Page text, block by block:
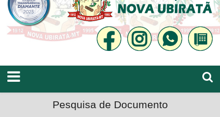
Pesquisa de Documento